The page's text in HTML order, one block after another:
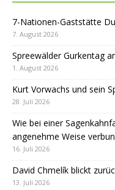
7-Nationen-Gaststätte
7. August 2026
Spreewälder Gurkentag
1. August 2026
Kurt Vorwachs und sein
28. Juli 2026
Wie bei einer
angenehme Weise
16. Juli 2026
David Chmelík blickt
13. Juli 2026